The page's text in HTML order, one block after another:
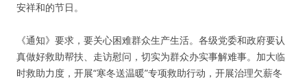
安祥和的节日。
《通知》要求，要关心困难群众生产生活。各级党委和政府要认
真做好救助帮扶、走访慰问，切实为群众办实事解难事。加大临
时救助力度，开展“寒冬送温暖”专项救助行动，开展治理欠薪冬